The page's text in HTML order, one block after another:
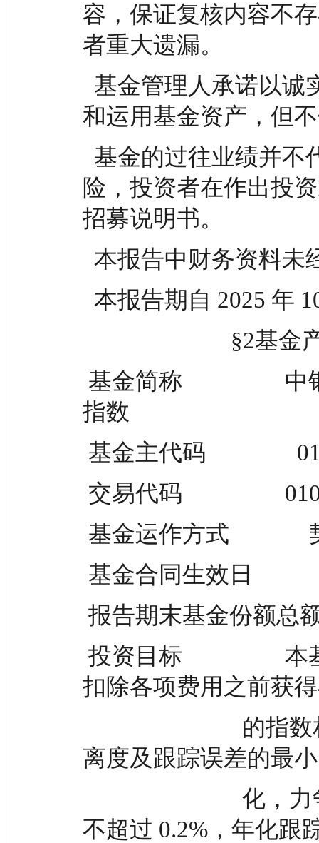
容，保证复核内容不
者重大遗漏。
和运用基金资产，但
险，投资者在作出投
招募说明书。
本报告中财务资料未
本报告期自 2025 年
指数
基金主代码
交易代码
基金运作方式
基金合同生效日
报告期末基金份额总
扣除各项费用之前获
离度及跟踪误差的最小
不超过 0.2%，年化跟